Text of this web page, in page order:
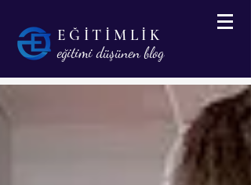
EĞİTİMLİK
eğitimi düşünen blog